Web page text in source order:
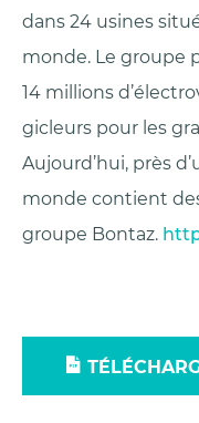
dans 24 usines
monde. Le groupe
14 millions
gicleurs pour les
Aujourd’hui, près
monde contient
groupe Bontaz.